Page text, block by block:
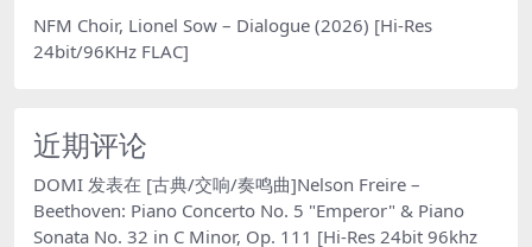
NFM Choir, Lionel Sow – Dialogue (2026) [Hi-Res
24bit/96KHz FLAC]
近期评论
DOMI 发表在 [古典/交响/奏鸣曲]Nelson Freire –
Beethoven: Piano Concerto No. 5 "Emperor" & Piano
Sonata No. 32 in C Minor, Op. 111 [Hi-Res 24bit 96khz